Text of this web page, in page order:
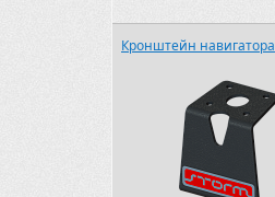
Кронштейн навигатора